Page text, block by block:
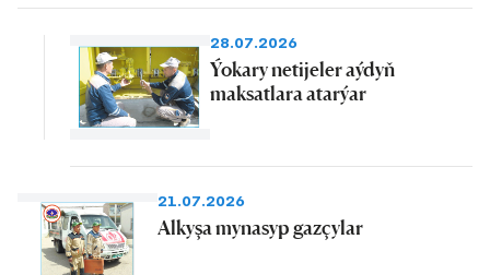
28.07.2026
Ýokary netijeler aýdyň
maksatlara atarýar
21.07.2026
Alkyşa mynasyp gazçylar